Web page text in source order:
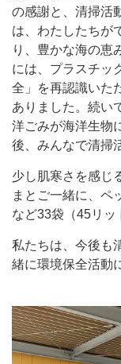
の感謝と、清掃活
は、わたしたちが
り、豊かな海の恵
には、プラスチッ
全」を再認識いた
ありました。続い
洋ごみが海洋生物
後、みんなで清掃
少し肌寒さを感じ
まとご一緒に、ペ
など33袋（45リッ
私たちは、今後も
緒に環境保全活動